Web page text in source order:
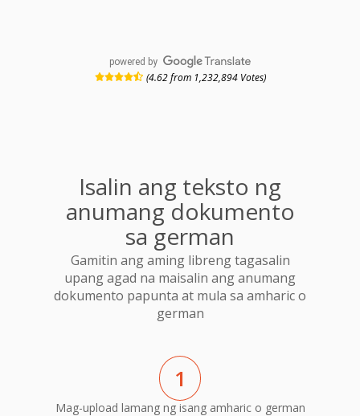
powered by
(4.62 from 1,232,894 Votes)
Isalin ang teksto ng
anumang dokumento
sa german
Gamitin ang aming libreng tagasalin
upang agad na maisalin ang anumang
dokumento papunta at mula sa amharic o
german
1
Mag-upload lamang ng isang amharic o german